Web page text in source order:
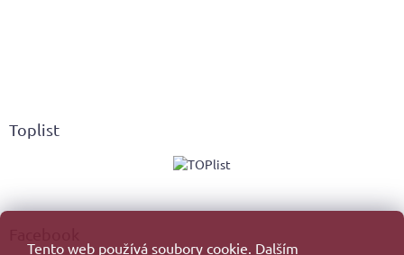
Tento web používá soubory cookie. Dalším
Toplist